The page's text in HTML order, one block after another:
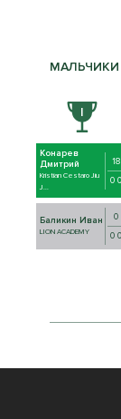
МАЛЬЧИКИ
Конарев
Дмитрий
Kristian Cestaro Jiu
J...
18
0 0
Баликин Иван
LION ACADEMY
0
0 0